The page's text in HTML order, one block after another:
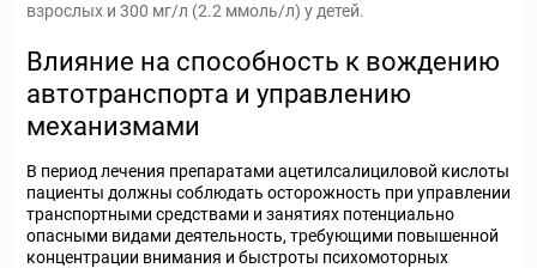
взрослых и 300 мг/л (2.2 ммоль/л) у детей.
Влияние на способность к вождению
автотранспорта и управлению
механизмами
В период лечения препаратами ацетилсалициловой кислоты
пациенты должны соблюдать осторожность при управлении
транспортными средствами и занятиях потенциально
опасными видами деятельность, требующими повышенной
концентрации внимания и быстроты психомоторных